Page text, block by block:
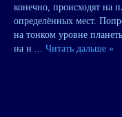
конечно, происходят на
определённых мест.
на тонком уровне
на н
Читать дальше »